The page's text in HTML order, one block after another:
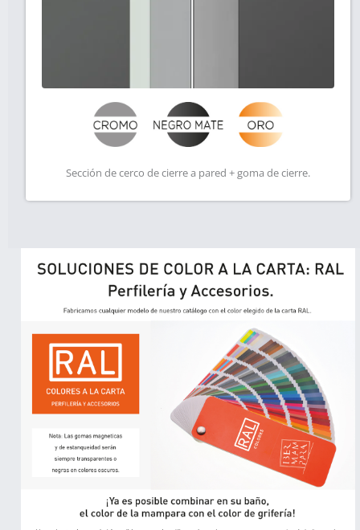
Sección de cerco de cierre a pared + goma de cierre.